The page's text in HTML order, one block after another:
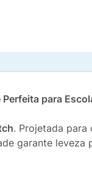
para
. Projetada para
garante leveza